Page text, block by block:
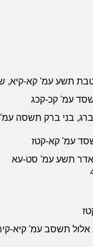
טבת תשע עמ' קא-
עמ' קכ-קכג
בני ברק תשסה
עמ' קא-קטז
אדר תשע עמ' סט-עא
אלול תשסב עמ' קיא-